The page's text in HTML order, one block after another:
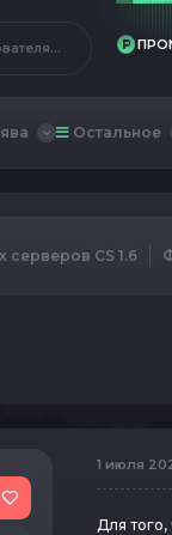
Остальное
серверов CS 1.6
1 июля
Для